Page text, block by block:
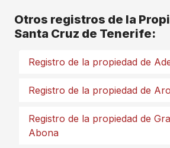
Otros registros de la
Santa Cruz de Tenerife:
Registro de la propiedad de
Registro de la propiedad de
Registro de la propiedad de
Abona